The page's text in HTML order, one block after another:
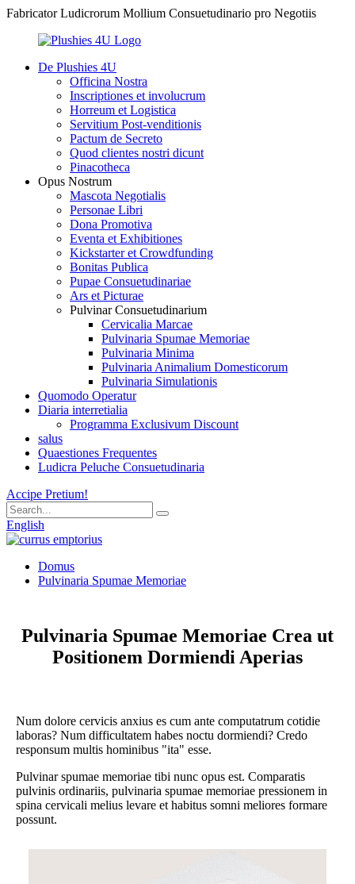
Fabricator Ludicrorum Mollium Consuetudinario pro Negotiis
De Plushies 4U
Officina Nostra
Inscriptiones et involucrum
Horreum et Logistica
Servitium Post-venditionis
Pactum de Secreto
Quod clientes nostri dicunt
Pinacotheca
Opus Nostrum
Mascota Negotialis
Personae Libri
Dona Promotiva
Eventa et Exhibitiones
Kickstarter et Crowdfunding
Bonitas Publica
Pupae Consuetudinariae
Ars et Picturae
Pulvinar Consuetudinarium
Cervicalia Marcae
Pulvinaria Spumae Memoriae
Pulvinaria Minima
Pulvinaria Animalium Domesticorum
Pulvinaria Simulationis
Quomodo Operatur
Diaria interretialia
Programma Exclusivum Discount
salus
Quaestiones Frequentes
Ludicra Peluche Consuetudinaria
Accipe Pretium!
English
Domus
Pulvinaria Spumae Memoriae
Pulvinaria Spumae Memoriae Crea ut
Positionem Dormiendi Aperias
Num dolore cervicis anxius es cum ante computatrum cotidie
laboras? Num difficultatem habes noctu dormiendi? Credo
responsum multis hominibus "ita" esse.
Pulvinar spumae memoriae tibi nunc opus est. Comparatis
pulvinis ordinariis, pulvinaria spumae memoriae pressionem in
spina cervicali melius levare et habitus somni meliores formare
possunt.